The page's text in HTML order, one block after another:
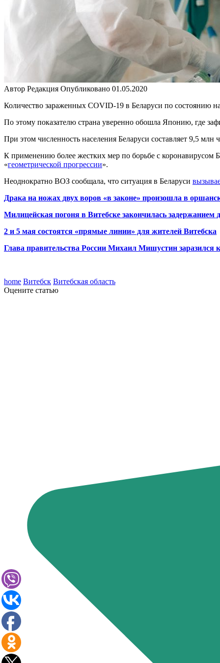
Автор Редакция Опубликовано 01.05.2020
Количество зараженных COVID-19 в Беларуси по состоянию
По этому показателю страна уверенно обошла Японию, где
При этом численность населения Беларуси составляет 9,5
К применению более жестких мер по борьбе с коронавирусом
«геометрической прогрессии».
Неоднократно ВОЗ сообщала, что ситуация в Беларуси
Драка на ножах двух воров «в законе» произошла в
Милицейская погоня в Витебске закончилась задержанием
2 и 5 мая состоятся «прямые линии» для жителей Витебска
Глава правительства России Михаил Мишустин заразился
home Витебск Витебская область
Оцените статью